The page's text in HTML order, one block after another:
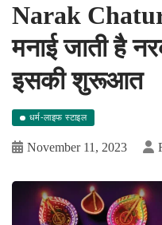
Narak
मनाई जाती है
इसकी शुरूआत
धर्म-लाइफ स्टाइल
November 11, 2023